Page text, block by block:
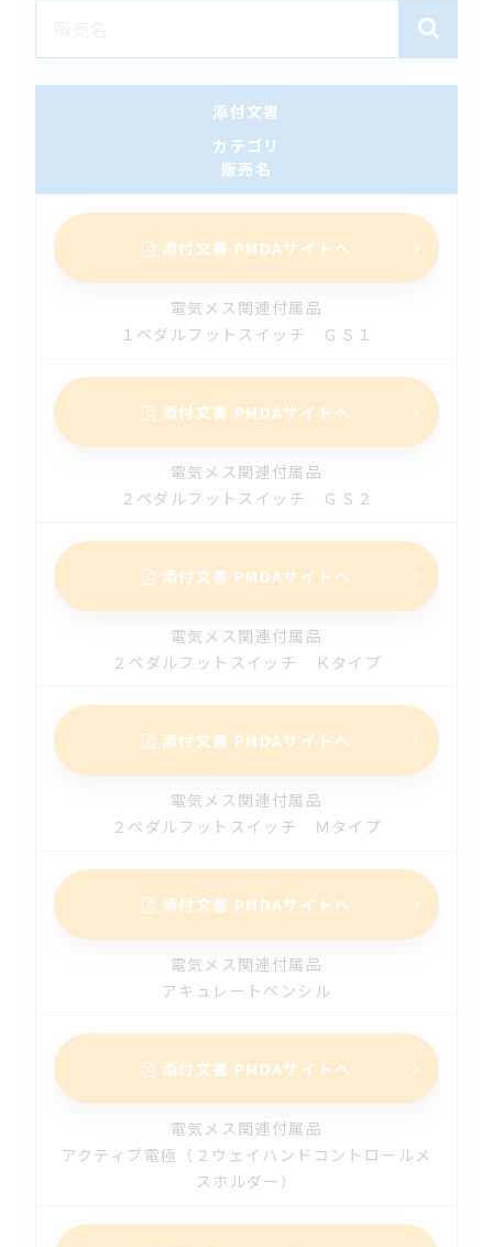
【改訂】LMAプロシール（第4版）
【改訂】LMAクラシック（第4版）
【改訂】メラ臓器灌流用回路（第2版）
2026.02.24
【改訂】 体外循環用カニューレ フレックスメイト （ター
ニケットチューブ TQKN）（第2版）
2026.01.29
【改訂】メラ冷温水槽（HHC-300）（第4版）
【改訂】メラ冷温水槽（HHC-60）（第3版）
2026.01.13
【新規】S-Cure（エスキュア）（第1版）
【改訂】ソフィットラブ（第9版）
2025.10.31
【新規】ルンマイ酸素投与キット（第1版）
【新規】V80 デスフルラン気化器（第１版）
2025.08.01
【承継】V60 麻酔薬気化器（第１版）
【改訂】フルーテッドフラットドレーン（第３版）
2025.07.01
【改訂】フルーテッドラウンドスパイラルドレーン（第４
【改訂】ＪＰタイプドレーン（第３版）
添付文書
カテゴリ
販売名
添付文書 PMDAサイトへ
電気メス関連付属品
１ペダルフットスイッチ ＧＳ１
添付文書 PMDAサイトへ
電気メス関連付属品
２ペダルフットスイッチ ＧＳ２
添付文書 PMDAサイトへ
電気メス関連付属品
２ペダルフットスイッチ Ｋタイプ
添付文書 PMDAサイトへ
電気メス関連付属品
２ペダルフットスイッチ Ｍタイプ
添付文書 PMDAサイトへ
電気メス関連付属品
アキュレートペンシル
添付文書 PMDAサイトへ
電気メス関連付属品
アクティブ電極（２ウェイハンドコントロールメ
スホルダー）